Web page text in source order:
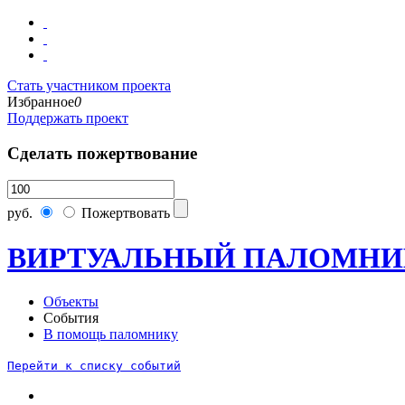
Стать участником проекта
Избранное0
Поддержать проект
Сделать пожертвование
руб. Пожертвовать
ВИРТУАЛЬНЫЙ
Объекты
События
В помощь паломнику
Перейти к списку событий